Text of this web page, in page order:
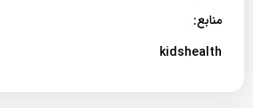
منابع:
kidshealth